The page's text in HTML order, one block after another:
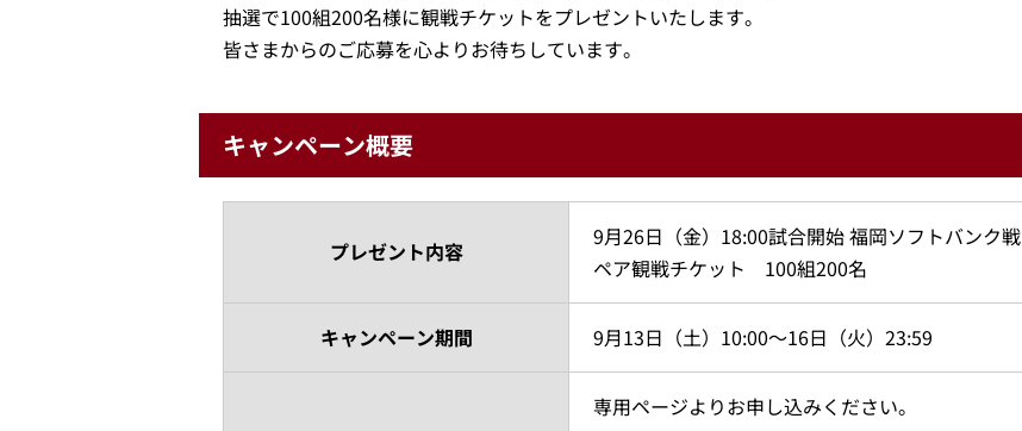
抽選で100組200名様に観戦チケットをプレゼントいたします。
皆さまからのご応募を心よりお待ちしています。
キャンペーン概要
プレゼント内容
9月26日（金）18:00試合開始 福岡ソフトバンク戦
ペア観戦チケット 100組200名
キャンペーン期間 9月13日（土）10:00～16日（火）23:59
専用ページよりお申し込みください。